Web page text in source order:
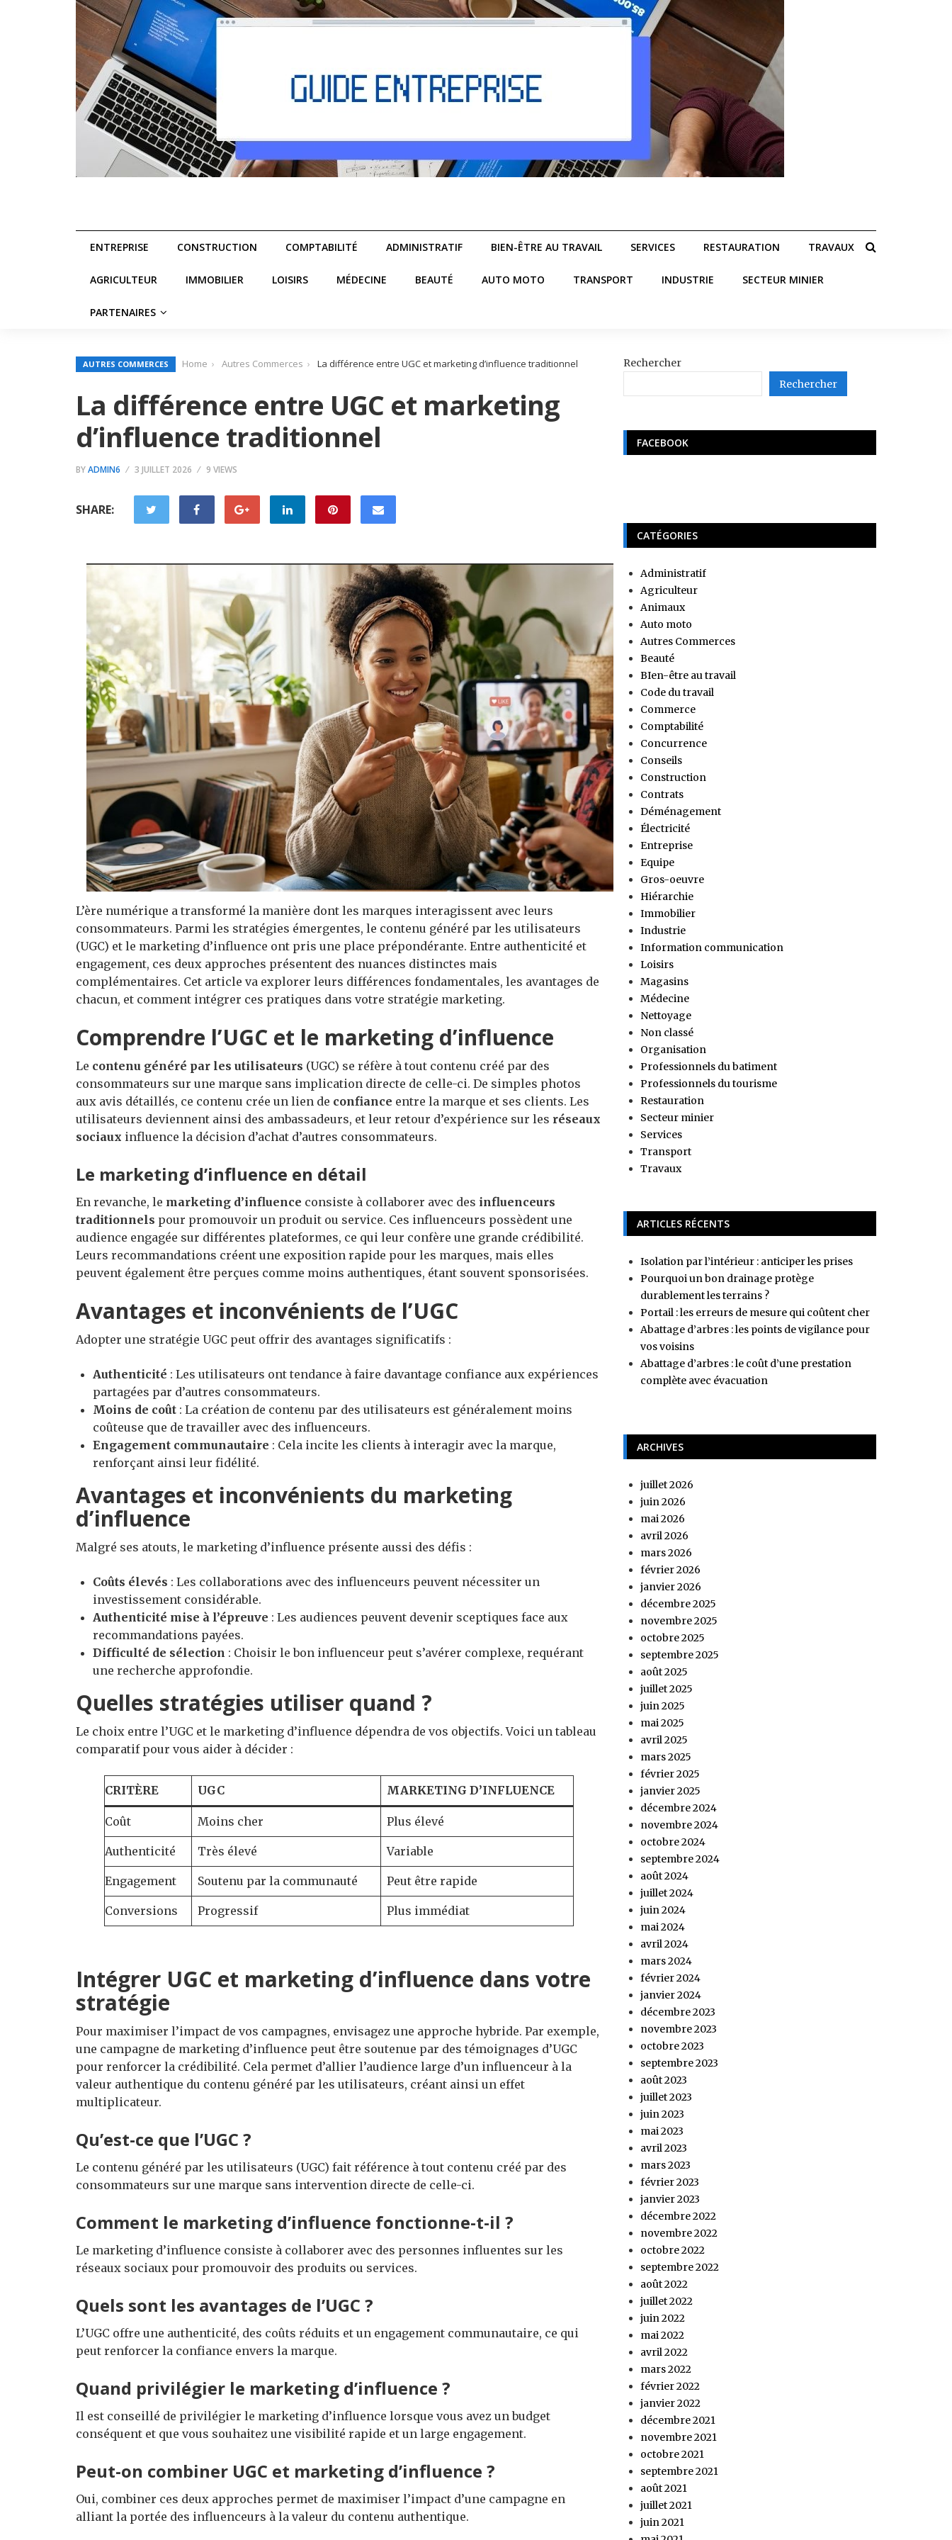
ENTREPRISE CONSTRUCTION COMPTABILITÉ ADMINISTRATIF BIEN-ÊTRE AU TRAVAIL SERVICES RESTAURATION TRAVAUX
AGRICULTEUR IMMOBILIER LOISIRS MÉDECINE BEAUTÉ AUTO MOTO TRANSPORT INDUSTRIE SECTEUR MINIER
PARTENAIRES
AUTRES COMMERCES Home Autres Commerces La différence entre UGC et marketing d’influence traditionnel
La différence entre UGC et marketing
d’influence traditionnel
BYADMIN6 3 JUILLET 2026 9 VIEWS
SHARE:
L’ère numérique a transformé la manière dont les marques interagissent avec leurs
consommateurs. Parmi les stratégies émergentes, le contenu généré par les utilisateurs
(UGC) et le marketing d’influence ont pris une place prépondérante. Entre authenticité et
engagement, ces deux approches présentent des nuances distinctes mais
complémentaires. Cet article va explorer leurs différences fondamentales, les avantages de
chacun, et comment intégrer ces pratiques dans votre stratégie marketing.
Comprendre l’UGC et le marketing d’influence
Le contenu généré par les utilisateurs (UGC) se réfère à tout contenu créé par des
consommateurs sur une marque sans implication directe de celle-ci. De simples photos
aux avis détaillés, ce contenu crée un lien de confiance entre la marque et ses clients. Les
utilisateurs deviennent ainsi des ambassadeurs, et leur retour d’expérience sur les réseaux
sociaux influence la décision d’achat d’autres consommateurs.
Le marketing d’influence en détail
En revanche, le marketing d’influence consiste à collaborer avec des influenceurs
traditionnels pour promouvoir un produit ou service. Ces influenceurs possèdent une
audience engagée sur différentes plateformes, ce qui leur confère une grande crédibilité.
Leurs recommandations créent une exposition rapide pour les marques, mais elles
peuvent également être perçues comme moins authentiques, étant souvent sponsorisées.
Avantages et inconvénients de l’UGC
Adopter une stratégie UGC peut offrir des avantages significatifs :
Authenticité : Les utilisateurs ont tendance à faire davantage confiance aux expériences
partagées par d’autres consommateurs.
Moins de coût : La création de contenu par des utilisateurs est généralement moins
coûteuse que de travailler avec des influenceurs.
Engagement communautaire : Cela incite les clients à interagir avec la marque,
renforçant ainsi leur fidélité.
Avantages et inconvénients du marketing
d’influence
Malgré ses atouts, le marketing d’influence présente aussi des défis :
Coûts élevés : Les collaborations avec des influenceurs peuvent nécessiter un
investissement considérable.
Authenticité mise à l’épreuve : Les audiences peuvent devenir sceptiques face aux
recommandations payées.
Difficulté de sélection : Choisir le bon influenceur peut s’avérer complexe, requérant
une recherche approfondie.
Quelles stratégies utiliser quand ?
Le choix entre l’UGC et le marketing d’influence dépendra de vos objectifs. Voici un tableau
comparatif pour vous aider à décider :
CRITÈRE UGC MARKETING D’INFLUENCE
Coût Moins cher Plus élevé
Authenticité Très élevé Variable
Engagement Soutenu par la communauté Peut être rapide
Conversions Progressif Plus immédiat
Intégrer UGC et marketing d’influence dans votre
stratégie
Pour maximiser l’impact de vos campagnes, envisagez une approche hybride. Par exemple,
une campagne de marketing d’influence peut être soutenue par des témoignages d’UGC
pour renforcer la crédibilité. Cela permet d’allier l’audience large d’un influenceur à la
valeur authentique du contenu généré par les utilisateurs, créant ainsi un effet
multiplicateur.
Qu’est-ce que l’UGC ?
Le contenu généré par les utilisateurs (UGC) fait référence à tout contenu créé par des
consommateurs sur une marque sans intervention directe de celle-ci.
Comment le marketing d’influence fonctionne-t-il ?
Le marketing d’influence consiste à collaborer avec des personnes influentes sur les
réseaux sociaux pour promouvoir des produits ou services.
Quels sont les avantages de l’UGC ?
L’UGC offre une authenticité, des coûts réduits et un engagement communautaire, ce qui
peut renforcer la confiance envers la marque.
Quand privilégier le marketing d’influence ?
Il est conseillé de privilégier le marketing d’influence lorsque vous avez un budget
conséquent et que vous souhaitez une visibilité rapide et un large engagement.
Peut-on combiner UGC et marketing d’influence ?
Oui, combiner ces deux approches permet de maximiser l’impact d’une campagne en
alliant la portée des influenceurs à la valeur du contenu authentique.
Rechercher
Rechercher
FACEBOOK
CATÉGORIES
Administratif
Agriculteur
Animaux
Auto moto
Autres Commerces
Beauté
BIen-être au travail
Code du travail
Commerce
Comptabilité
Concurrence
Conseils
Construction
Contrats
Déménagement
Électricité
Entreprise
Equipe
Gros-oeuvre
Hiérarchie
Immobilier
Industrie
Information communication
Loisirs
Magasins
Médecine
Nettoyage
Non classé
Organisation
Professionnels du batiment
Professionnels du tourisme
Restauration
Secteur minier
Services
Transport
Travaux
ARTICLES RÉCENTS
Isolation par l’intérieur : anticiper les prises
Pourquoi un bon drainage protège
durablement les terrains ?
Portail : les erreurs de mesure qui coûtent cher
Abattage d’arbres : les points de vigilance pour
vos voisins
Abattage d’arbres : le coût d’une prestation
complète avec évacuation
ARCHIVES
juillet 2026
juin 2026
mai 2026
avril 2026
mars 2026
février 2026
janvier 2026
décembre 2025
novembre 2025
octobre 2025
septembre 2025
août 2025
juillet 2025
juin 2025
mai 2025
avril 2025
mars 2025
février 2025
janvier 2025
décembre 2024
novembre 2024
octobre 2024
septembre 2024
août 2024
juillet 2024
juin 2024
mai 2024
avril 2024
mars 2024
février 2024
janvier 2024
décembre 2023
novembre 2023
octobre 2023
septembre 2023
août 2023
juillet 2023
juin 2023
mai 2023
avril 2023
mars 2023
février 2023
janvier 2023
décembre 2022
novembre 2022
octobre 2022
septembre 2022
août 2022
juillet 2022
juin 2022
mai 2022
avril 2022
mars 2022
février 2022
janvier 2022
décembre 2021
novembre 2021
octobre 2021
septembre 2021
août 2021
juillet 2021
juin 2021